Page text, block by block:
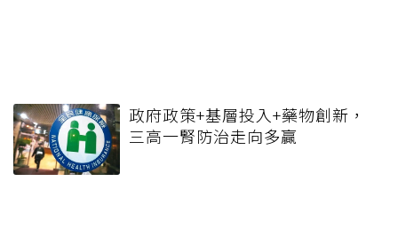
政府政策+基層投入+藥物創新，
三高一腎防治走向多贏